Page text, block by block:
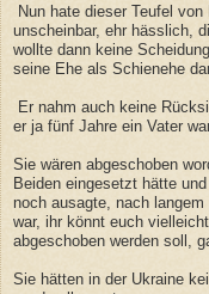
Nun hate dieser Teufel von
unscheinbar, ehr hässlich,
wollte dann keine
seine Ehe als Schienehe
Er nahm auch keine
er ja fünf Jahre ein Vater
Sie wären abgeschoben
Beiden eingesetzt hätte
noch ausagte, nach
war, ihr könnt euch
abgeschoben werden soll,
Sie hätten in der Ukraine